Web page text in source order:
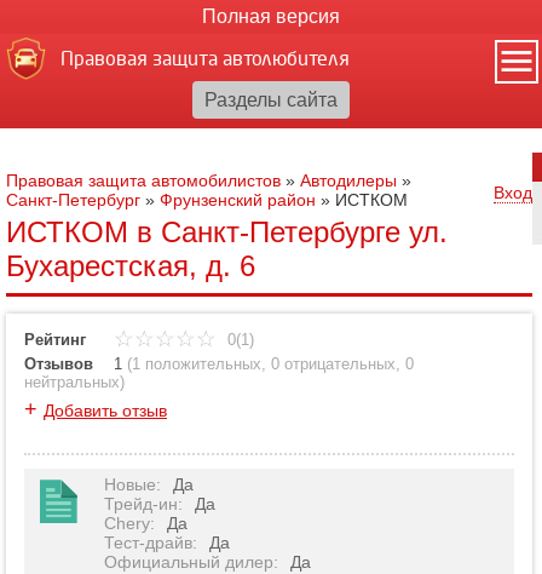
Полная версия
Правовая защита автолюбителя
Правовая защита автомобилистов » Автодилеры »
Санкт-Петербург » Фрунзенский район » ИСТКОМ Вход
ИСТКОМ в Санкт-Петербурге ул.
Бухарестская, д. 6
Рейтинг
0(1)
Отзывов
1 (1 положительных, 0 отрицательных, 0
нейтральных)
+ Добавить отзыв
Новые:
Да
Трейд-ин:
Да
Chery:
Да
Тест-драйв:
Да
Официальный дилер:
Да